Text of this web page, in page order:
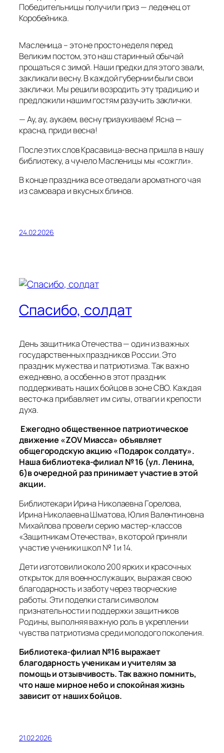
Победительницы получили приз — леденец от
Коробейника.
Масленица – это не просто неделя перед
Великим постом, это наш старинный обычай
прощаться с зимой. Наши предки для этого звали,
закликали весну. В каждой губернии были свои
заклички. Мы решили возродить эту традицию и
предложили нашим гостям разучить заклички.
— Ау, ау, аукаем, весну приаукиваем! Ясна —
красна, приди весна!
После этих слов Красавица-весна пришла в нашу
библиотеку, а чучело Масленицы мы «сожгли».
В конце праздника все отведали ароматного чая
из самовара и вкусных блинов.
24.02.2026
Спасибо, солдат
День защитника Отечества — один из важных
государственных праздников России. Это
праздник мужества и патриотизма. Так важно
ежедневно, а особенно в этот праздник
поддерживать наших бойцов в зоне СВО. Каждая
весточка прибавляет им силы, отваги и крепости
духа.
Ежегодно общественное патриотическое
движение «ZOV Миасса» объявляет
общегородскую акцию «Подарок солдату».
Наша библиотека-филиал № 16 (ул. Ленина,
6)в очередной раз принимает участие в этой
акции.
Библиотекари Ирина Николаевна Горелова,
Ирина Николаевна Шматова, Юлия Валентиновна
Михайлова провели серию мастер-классов
«Защитникам Отечества», в которой приняли
участие ученики школ № 1 и 14.
Дети изготовили около 200 ярких и красочных
открыток для военнослужащих, выражая свою
благодарность и заботу через творческие
работы. Эти поделки стали символом
признательности и поддержки защитников
Родины, выполняя важную роль в укреплении
чувства патриотизма среди молодого поколения.
Библиотека-филиал №16 выражает
благодарность ученикам и учителям за
помощь и отзывчивость. Так важно помнить,
что наше мирное небо и спокойная жизнь
зависит от наших бойцов.
21.02.2026